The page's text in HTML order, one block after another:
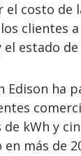
costo de
clientes
estado de
Edison ha
kWh y
más de